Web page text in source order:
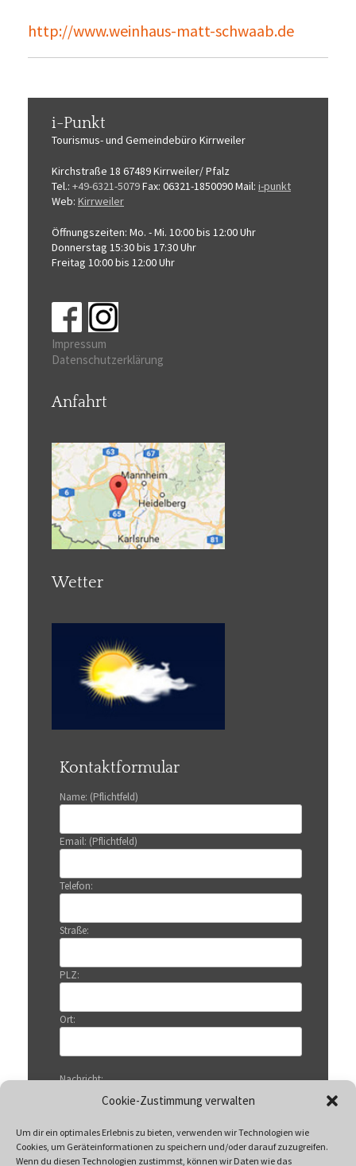
Cookie-Zustimmung verwalten
Um dir ein optimales Erlebnis zu bieten, verwenden wir Technologien wie
Cookies, um Geräteinformationen zu speichern und/oder darauf zuzugreifen.
Wenn du diesen Technologien zustimmst, können wir Daten wie das
http://www.weinhaus-matt-schwaab.de
i-Punkt
Tourismus-und Gemeindebüro Kirrweiler
Kirchstraße 18 67489 Kirrweiler/ Pfalz
Tel.: +49-6321-5079Fax: 06321-1850090Mail: i-punkt
Web: Kirrweiler
Öffnungszeiten: Mo. - Mi. 10:00 bis 12:00 Uhr
Donnerstag 15:30 bis 17:30 Uhr
Freitag 10:00 bis 12:00 Uhr
Impressum
Datenschutzerklärung
Anfahrt
Wetter
Kontaktformular
Name: (Pflichtfeld)
Email: (Pflichtfeld)
Telefon:
Straße:
PLZ:
Ort:
Nachricht: